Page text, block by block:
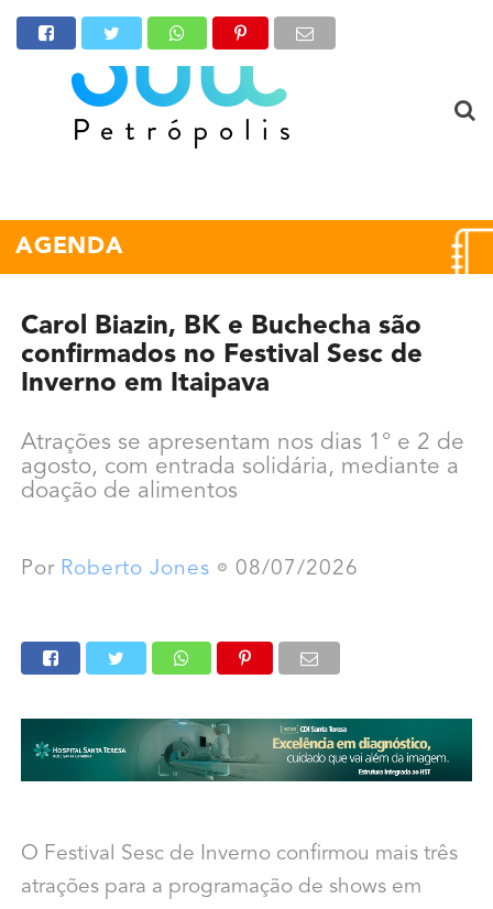
AGENDA
Carol Biazin, BK e Buchecha são
confirmados no Festival Sesc de
Inverno em Itaipava
Atrações se apresentam nos dias 1° e 2 de
agosto, com entrada solidária, mediante a
doação de alimentos
Por Roberto Jones 08/07/2026
O Festival Sesc de Inverno confirmou mais três
atrações para a programação de shows em